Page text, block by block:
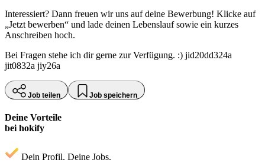
Interessiert? Dann freuen wir uns auf deine Bewerbung! Klicke auf
„Jetzt bewerben“ und lade deinen Lebenslauf sowie ein kurzes
Anschreiben hoch.
Bei Fragen stehe ich dir gerne zur Verfügung. :) jid20dd324a
jit0832a jiy26a
Job teilen Job speichern
Deine Vorteile
bei hokify
Dein Profil. Deine Jobs.